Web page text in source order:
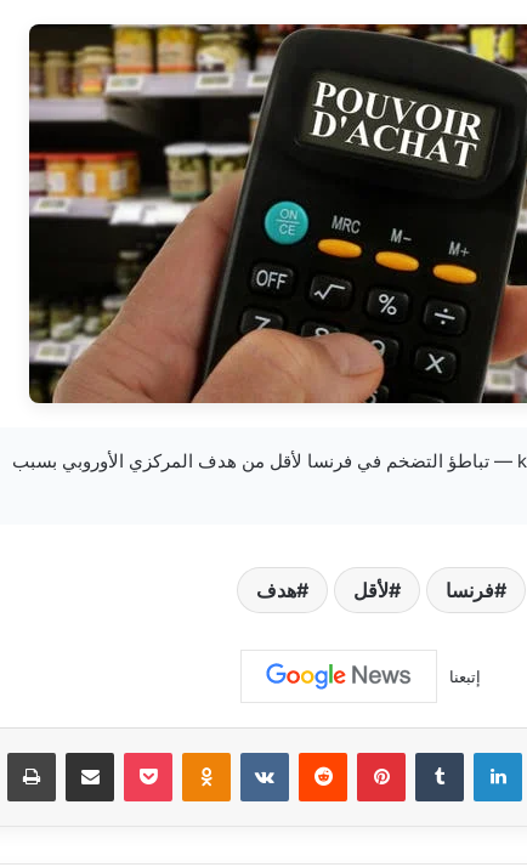
khabar3ajelemarat.com — تباطؤ التضخم في فرنسا لأقل من هدف المركزي الأوروبي بسبب
فرنسا لأقل هدف
إتبعنا
لينكدإن ‏Tumblr بينتيريست ‏Reddit
‏VKontakte
Odnoklassniki
‫Pocket مشاركة عبر البريد طباعة